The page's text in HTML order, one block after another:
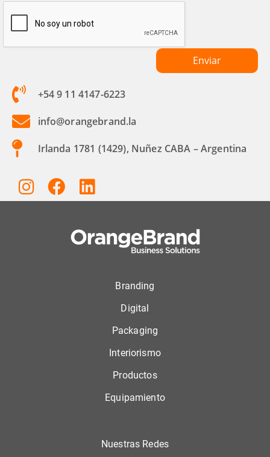
+54 9 11 4147-6223
info@orangebrand.la
Irlanda 1781 (1429), Nuñez CABA – Argentina
Branding
Digital
Packaging
Interiorismo
Productos
Equipamiento
Nuestras Redes